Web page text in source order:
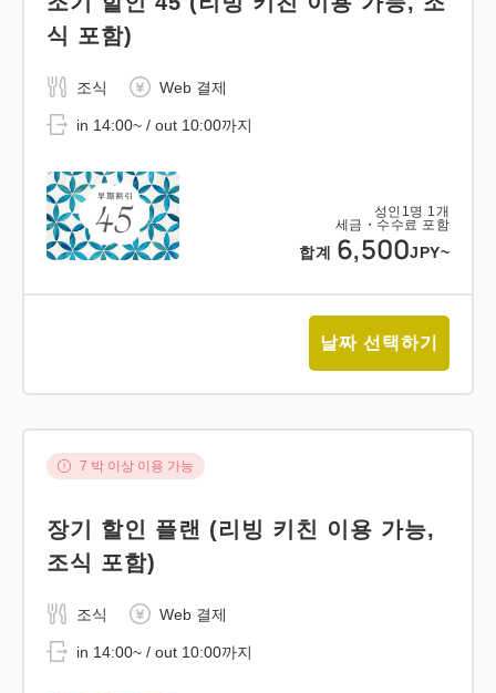
성인 1 명 1 개
세금・수수료 포함
합계 6,500JPY~
식 포함)
조식 Web 결제
in 14:00~ / out 10:00까지
날짜 선택하기
7 박 이상 이용 가능
장기 할인 플랜 (리빙 키친 이용 가능,
조식 포함)
조식 Web 결제
in 14:00~ / out 10:00까지